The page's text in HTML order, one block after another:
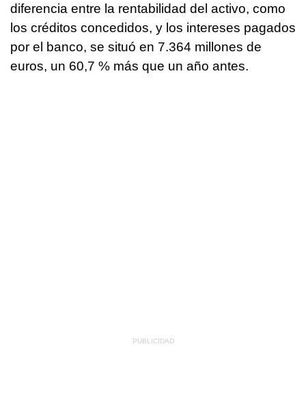
diferencia entre la rentabilidad del activo, como
los créditos concedidos, y los intereses pagados
por el banco, se situó en 7.364 millones de
euros, un 60,7 % más que un año antes.